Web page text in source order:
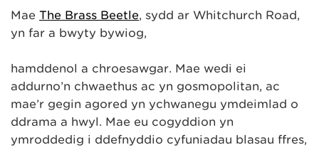
Mae The Brass Beetle, sydd ar Whitchurch Road,
yn far a bwyty bywiog,
hamddenol a chroesawgar. Mae wedi ei
addurno’n chwaethus ac yn gosmopolitan, ac
mae’r gegin agored yn ychwanegu ymdeimlad o
ddrama a hwyl. Mae eu cogyddion yn
ymroddedig i ddefnyddio cyfuniadau blasau ffres,